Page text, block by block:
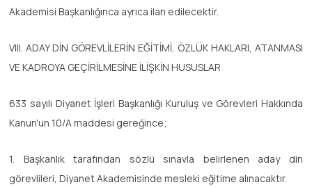
Akademisi Başkanlığınca ayrıca ilan edilecektir.
VIII. ADAY DİN GÖREVLİLERİN EĞİTİMİ, ÖZLÜK HAKLARI, ATANMASI
VE KADROYA GEÇİRİLMESİNE İLİŞKİN HUSUSLAR
633 sayılı Diyanet İşleri Başkanlığı Kuruluş ve Görevleri Hakkında
Kanun'un 10/A maddesi gereğince;
1. Başkanlık tarafından sözlü sınavla belirlenen aday din
görevlileri, Diyanet Akademisinde mesleki eğitime alınacaktır.